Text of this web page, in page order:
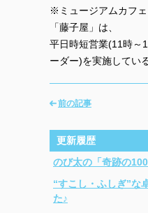
※ミュージアムカフ
「藤子屋」は、
平日時短営業(11時～
ーダー)を実施してい
前の記事
更新履歴
のび太の「奇跡の
“すこし・ふしぎ”な
た♪